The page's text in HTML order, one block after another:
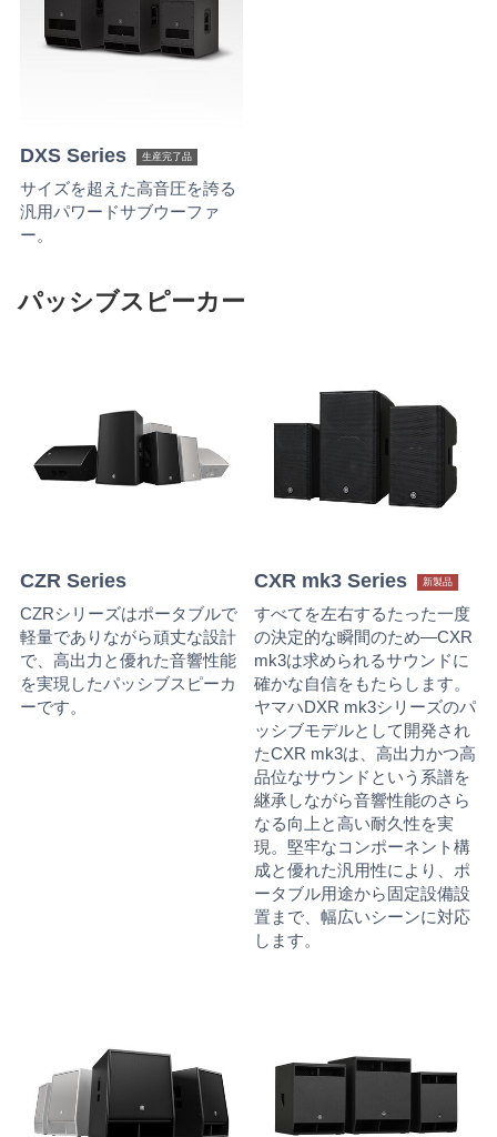
DXS Series 生産完了品
サイズを超えた高音圧を誇る
汎用パワードサブウーファ
ー。
パッシブスピーカー
CZR Series
CZRシリーズはポータブルで
軽量でありながら頑丈な設計
で、高出力と優れた音響性能
を実現したパッシブスピーカ
ーです。
CXR mk3 Series 新製品
すべてを左右するたった一度
の決定的な瞬間のため―CXR
mk3は求められるサウンドに
確かな自信をもたらします。
ヤマハDXR mk3シリーズのパ
ッシブモデルとして開発され
たCXR mk3は、高出力かつ高
品位なサウンドという系譜を
継承しながら音響性能のさら
なる向上と高い耐久性を実
現。堅牢なコンポーネント構
成と優れた汎用性により、ポ
ータブル用途から固定設備設
置まで、幅広いシーンに対応
します。